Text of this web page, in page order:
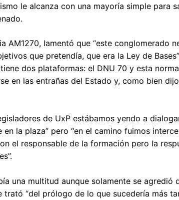
le alcanza con una mayoría simple para
AM1270, lamentó que “este conglomerado
que pretendía, que era la Ley de
dos plataformas: el DNU 70 y esta
en las entrañas del Estado y, como bien
de UxP estábamos yendo a
la plaza” pero “en el camino fuimos
el responsable de la formación pero la
una multitud aunque solamente se agredió
“del prólogo de lo que sucedería más